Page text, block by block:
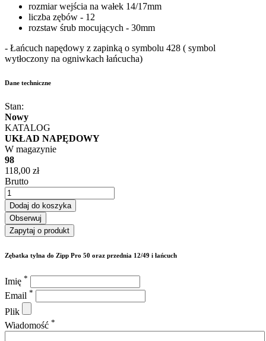
rozmiar wejścia na wałek 14/17mm
liczba zębów - 12
rozstaw śrub mocujących - 30mm
- Łańcuch napędowy z zapinką o symbolu 428 ( symbol
wytłoczony na ogniwkach łańcucha)
Dane techniczne
Stan:
Nowy
KATALOG
UKŁAD NAPĘDOWY
W magazynie
98
118,00 zł
Brutto
Dodaj do koszyka
Obserwuj
Zapytaj o produkt
Zębatka tylna do Zipp Pro 50 oraz przednia 12/49 i łańcuch
Imię *
Email *
Plik
Wiadomość *